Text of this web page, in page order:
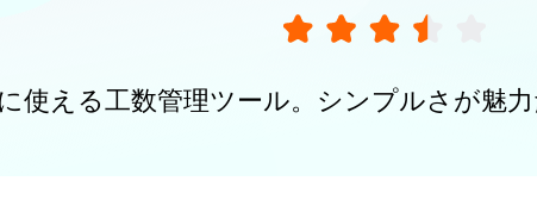
使える工数管理ツール。シンプルさが魅力